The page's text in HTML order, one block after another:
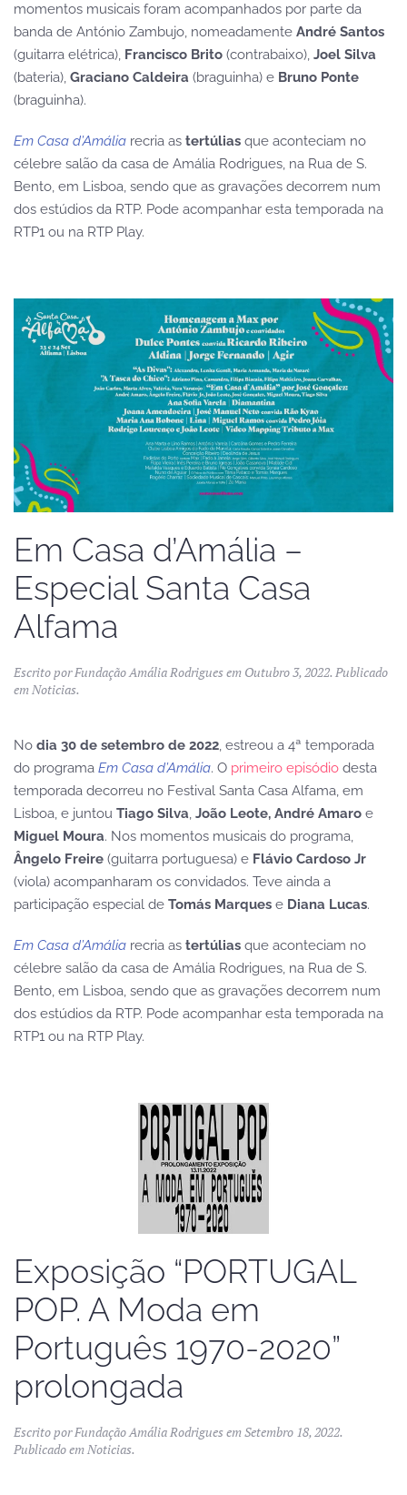
momentos musicais foram acompanhados por parte da
banda de António Zambujo, nomeadamente André Santos
(guitarra elétrica), Francisco Brito (contrabaixo), Joel Silva
(bateria), Graciano Caldeira (braguinha) e Bruno Ponte
(braguinha).
Em Casa d’Amália recria as tertúlias que aconteciam no
célebre salão da casa de Amália Rodrigues, na Rua de S.
Bento, em Lisboa, sendo que as gravações decorrem num
dos estúdios da RTP. Pode acompanhar esta temporada na
RTP1 ou na RTP Play.
Em Casa d’Amália –
Especial Santa Casa
Alfama
Escrito porFundação Amália Rodriguesem Outubro 3, 2022. Publicado
emNoticias.
No dia 30 de setembro de 2022, estreou a 4ª temporada
do programa Em Casa d’Amália. O primeiro episódio desta
temporada decorreu no Festival Santa Casa Alfama, em
Lisboa, e juntou Tiago Silva, João Leote, André Amaro e
Miguel Moura. Nos momentos musicais do programa,
Ângelo Freire (guitarra portuguesa) e Flávio Cardoso Jr
(viola) acompanharam os convidados. Teve ainda a
participação especial de Tomás Marques e Diana Lucas.
Em Casa d’Amália recria as tertúlias que aconteciam no
célebre salão da casa de Amália Rodrigues, na Rua de S.
Bento, em Lisboa, sendo que as gravações decorrem num
dos estúdios da RTP. Pode acompanhar esta temporada na
RTP1 ou na RTP Play.
Exposição “PORTUGAL
POP. A Moda em
Português 1970-2020”
prolongada
Escrito porFundação Amália RodriguesemSetembro 18, 2022.
Publicado emNoticias.